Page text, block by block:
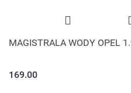
MAGISTRALA WODY OPEL
169.00